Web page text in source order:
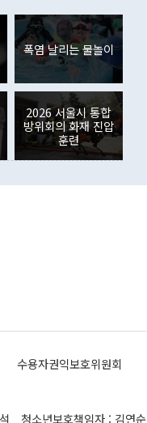
럼(EEF)'을 언급하
데 대해서도 조 장관
가 나가지 않았다"고
부 내 조율을 거치지
호 사용, 9·19 군
사안이 아니어서 월
업무보고를 듣고 난
고 재차 확인했다. 정
안전보장회의(NSC)
가깝다"며 "안보 관
겠다고 업무보고를
'고 주장한 것은 심각
이 없기 때문이다. 지
합의는 핵시설 동결
한의 비핵화 조치와
접투자에서는 내국
가 46억3000만달러
도세가 이어졌다. 외
316억1000만달러
순매도 기록을 다시
자금 유입에도
만달러를 기록했
6000만달러 증가했
폭염 날리는 물놀이
2026 서울시 통합
방위회의 화재 진압
훈련
수용자권익보호위원회
청소년보호책임자 : 김연순